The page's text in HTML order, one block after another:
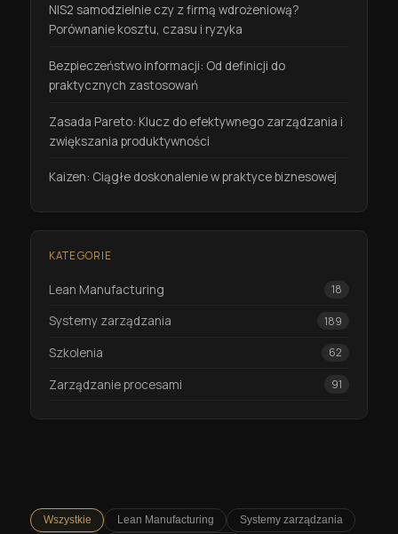
Wszystkie Lean Manufacturing
Systemy zarządzania
NIS2 samodzielnie czy z firmą wdrożeniową?
Porównanie kosztu, czasu i ryzyka
Bezpieczeństwo informacji: Od definicji do
praktycznych zastosowań
Zasada Pareto: Klucz do efektywnego zarządzania i
zwiększania produktywności
Kaizen: Ciągłe doskonalenie w praktyce biznesowej
KATEGORIE
Lean Manufacturing 18
Systemy zarządzania 189
Szkolenia 62
Zarządzanie procesami 91